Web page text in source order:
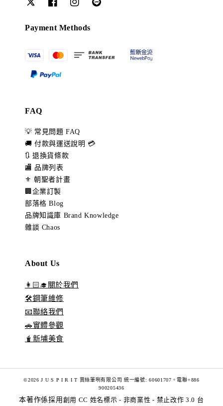
Payment Methods
FAQ
💡 常見問題 FAQ
🚚 付款與運送說明 💳
🔃 退換貨條款
🏬 品牌列表
⚜️ 朝聖者計畫
🏢企業訂製
部落格 Blog
品牌知識庫 Brand Knowledge
雜談 Chaos
About Us
👩🏻‍🎓關於我們
🛠️鋼筆維修
📧聯絡我們
🚗實體參觀
🧋新埔美食
©2026 J U S P I R I T 賈絲筆咧有限公司 統一編號: 60601707。電聯+886
900205436
本著作係採用 創用 CC 姓名標示 - 非商業性 - 禁止改作 3.0 台